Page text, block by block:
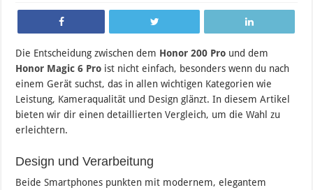
Die Entscheidung zwischen dem Honor 200 Pro und dem
Honor Magic 6 Pro ist nicht einfach, besonders wenn du nach
einem Gerät suchst, das in allen wichtigen Kategorien wie
Leistung, Kameraqualität und Design glänzt. In diesem Artikel
bieten wir dir einen detaillierten Vergleich, um die Wahl zu
erleichtern.
Design und Verarbeitung
Beide Smartphones punkten mit modernem, elegantem